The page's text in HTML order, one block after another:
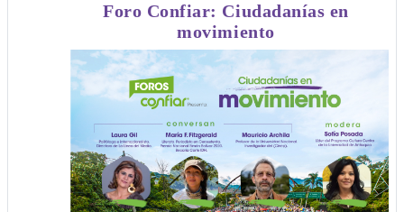
Foro Confiar: Ciudadanías en
movimiento